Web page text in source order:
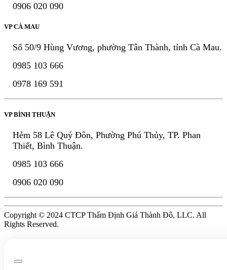
0906 020 090
VP CÀ MAU
Số 50/9 Hùng Vương, phường Tân Thành, tỉnh Cà Mau.
0985 103 666
0978 169 591
VP BÌNH THUẬN
Hẻm 58 Lê Quý Đôn, Phường Phú Thủy, TP. Phan
Thiết, Bình Thuận.
0985 103 666
0906 020 090
Copyright © 2024 CTCP Thẩm Định Giá Thành Đô, LLC. All
Rights Reserved.